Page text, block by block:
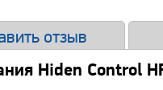
отзыв
Hiden Control